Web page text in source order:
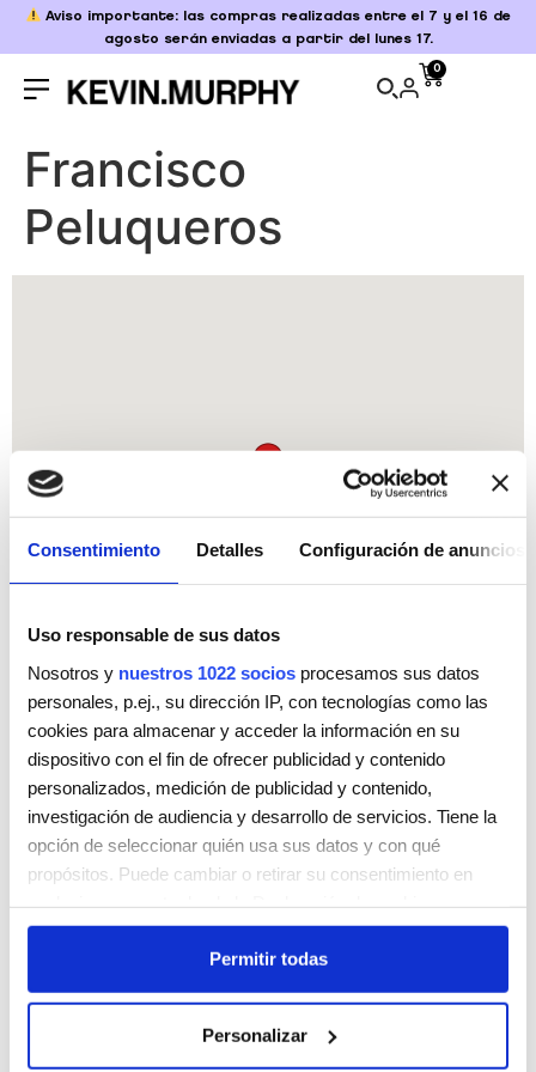
Consentimiento Detalles Configuración de anuncios
Uso responsable de sus datos
Nosotros y nuestros 1022 socios procesamos sus datos
personales, p.ej., su dirección IP, con tecnologías como las
cookies para almacenar y acceder la información en su
dispositivo con el fin de ofrecer publicidad y contenido
personalizados, medición de publicidad y contenido,
investigación de audiencia y desarrollo de servicios. Tiene la
opción de seleccionar quién usa sus datos y con qué
propósitos. Puede cambiar o retirar su consentimiento en
clicando en el Menú de consentimiento.
Si lo permite, también quisiéramos:
que puede tener una precisión de varios metros
Permitir todas
Personalizar
Aviso importante: las compras realizadas entre el 7 y el 16 de
agosto serán enviadas a partir del lunes 17.
0
Francisco
Peluqueros
Francisco Peluqueros
Carrer de Fra Juníper Serra, 10
PalmaIlles Balears07014 Palma
España
Teléfono: 971739976
Lunes
Cerrada
9:00 AM - 7:00 PM
Jueves
9:00 AM - 7:00 PM
9:00 AM - 7:00 PM